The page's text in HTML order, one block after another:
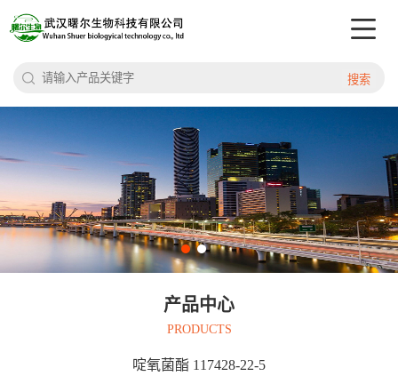
搜索
产品中心
PRODUCTS
啶氧菌酯 117428-22-5